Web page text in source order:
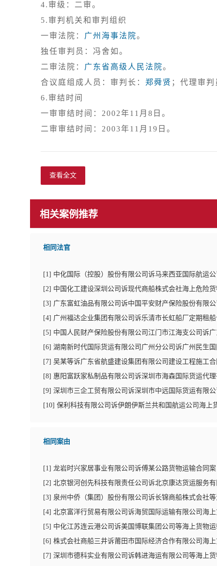
4.审级：二审。
5.审判机关和审判组织
一审法院： 广州海事法院。
独任审判员：冯舍如。
二审法院： 广东省高级人民法院。
合议庭组成人员：审判长： 郑舜贤 ；代理审
6.审结时间
一审审结时间：2002年11月8日。
查看全文
相关案例推荐
相同法官
[1] 中化国际（控股）股份有限公司诉马来西亚国际航运
[2] 中国化工建设深圳公司诉现代商船株式会社海上危险
[3] 广东富虹油品有限公司诉中国平安财产保险股份有限
[4] 广州福达企业集团有限公司诉乐清市长虹船厂定期租
[5] 中国人民财产保险股份有限公司江门市江海支公司诉
[6] 湖南新时代国际货运有限公司广州分公司诉广州民生
[7] 吴某等诉广东省航盛建设集团有限公司建设工程施工
[8] 惠阳富跃家私制品有限公司诉深圳市海森国际货运代
[9] 深圳市三企工贸有限公司诉深圳市中远国际货运有限
[10] 保利科技有限公司诉伊朗伊斯兰共和国航运公司海上
相同案由
[1] 龙岩时兴家居事业有限公司诉傅某公路货物运输合同案
[2] 北京银河创先科技有限责任公司诉北京康达货运服务
[3] 泉州中侨（集团）股份有限公司诉长锦商船株式会社
[4] 北京富洋行贸易有限公司诉海贸国际运输有限公司海
[5] 中化江苏连云港公司诉美国博联集团公司等海上货物
[6] 株式会社商船三井诉莆田市国际经济合作有限公司海
[7] 深圳市德科实业有限公司诉韩进海运有限公司等海上